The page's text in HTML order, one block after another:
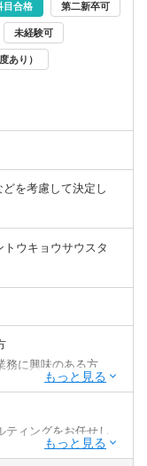
目合格 第二新卒可
未経験可
あり）
を考慮して決定し
ウキョウサウスタ
務に興味のある方
尚可）
ティングをお任せし